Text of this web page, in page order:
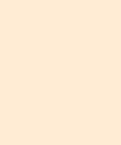
Další
Váš přítel
vaši druhou úroveň.
příjem